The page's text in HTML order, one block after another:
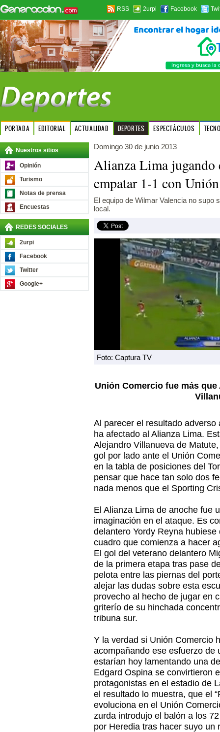
RSS 2urpi Facebook
PORTADA EDITORIAL ACTUALIDAD DEPORTES ESPECTÁCULOS
Nuestros sitios
Opinión
Turismo
Notas de prensa
Encuestas
REDES SOCIALES
2urpi
Facebook
Twitter
Google+
Domingo 30 de junio 2013
Alianza Lima jugando
empatar 1-1 con
El equipo de Wilmar Valencia no supo
local.
Foto: Captura TV
Unión Comercio fue más
Al parecer el resultado
ha afectado al Alianza Lima.
Alejandro Villanueva de
gol por lado ante el Unión
en la tabla de posiciones del
pensar que hace tan solo dos
nada menos que el Sporting
El Alianza Lima de anoche fue
imaginación en el ataque. Es
delantero Yordy Reyna
cuadro que comienza a hacer
El gol del veterano delantero
de la primera etapa tras pase
pelota entre las piernas del
alejar las dudas sobre esta
provecho al hecho de jugar en
griterío de su hinchada
tribuna sur.
Y la verdad si Unión Comercio
acompañando ese esfuerzo de
estarían hoy lamentando una
Edgard Ospina se convirtieron
protagonistas en el estadio de
el resultado lo muestra, que el
evoluciona en el Unión
zurda introdujo el balón a los
por Heredia tras hacer suyo un